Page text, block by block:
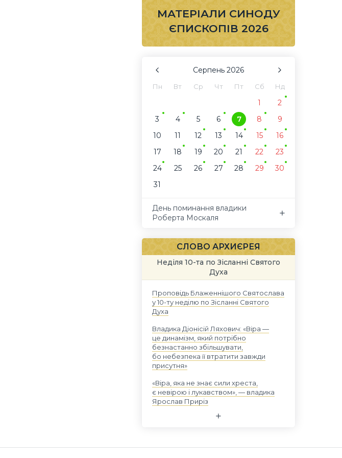
МАТЕРІАЛИ СИНОДУ
ЄПИСКОПІВ 2026
Серпень 2026
Пн Вт Ср Чт Пт Сб Нд
1
2
3
4 5 6 7 8
9
10
11 12 13 14 15
16
17
18 19 20 21 22
23
24
25 26 27 28 29
30
31
День поминання владики
Роберта Москаля
СЛОВО АРХИЄРЕЯ
Неділя 10-та по Зісланні Святого
Духа
Проповідь Блаженнішого Святослава
у 10-ту неділю по Зісланні Святого
Духа
Владика Діонісій Ляхович: «Віра —
це динамізм, який потрібно
безнастанно збільшувати,
бо небезпека її втратити завжди
присутня»
«Віра, яка не знає сили хреста,
є невірою і лукавством», — владика
Ярослав Приріз